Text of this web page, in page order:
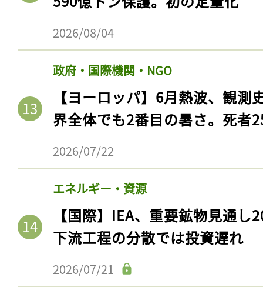
2026/08/04
政府・国際機関・NGO
【ヨーロッパ】6月熱波、観
界全体でも2番目の暑さ。死者
2026/07/22
エネルギー・資源
【国際】IEA、重要鉱物見通
下流工程の分散では投資遅れ
2026/07/21
記事をお気に入りに
ログインが必
ログイン